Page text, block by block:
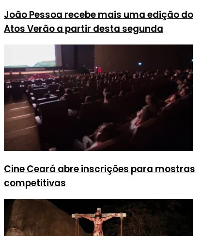
João Pessoa recebe mais uma edição do
Atos Verão a partir desta segunda
Cine Ceará abre inscrições para mostras
competitivas